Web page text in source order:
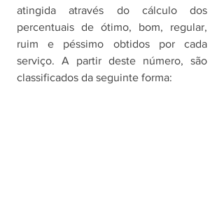
atingida através do cálculo dos
percentuais de ótimo, bom, regular,
ruim e péssimo obtidos por cada
serviço. A partir deste número, são
classificados da seguinte forma: